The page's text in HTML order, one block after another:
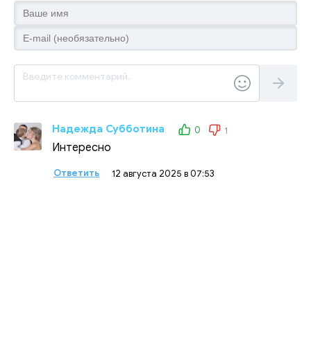
Надежда Субботина 0 1
Интересно
Ответить 12 августа 2025 в 07:53